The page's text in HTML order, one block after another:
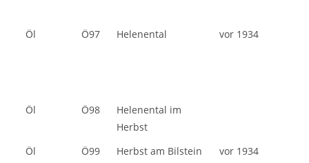
Öl Ö97 Helenental vor 1934
Öl Ö98
Helenental im
Herbst
Öl
Ö99 Herbst am Bilstein vor 1934